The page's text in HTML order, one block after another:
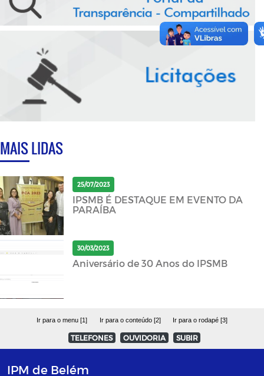
MAIS LIDAS
25/07/2023
IPSMB É DESTAQUE EM EVENTO DA
PARAÍBA
30/03/2023
Aniversário de 30 Anos do IPSMB
Ir para o menu [1] Ir para o conteúdo [2] Ir para o rodapé [3]
TELEFONES OUVIDORIA SUBIR
IPM de Belém